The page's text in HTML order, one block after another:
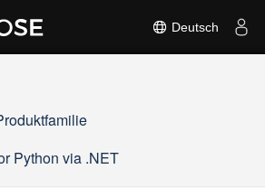
Deutsch
Python via .NET